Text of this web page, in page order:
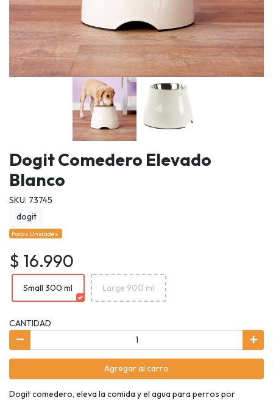
Dogit Comedero Elevado
Blanco
SKU: 73745
dogit
Pocas Unidades.
$ 16.990
Small 300 ml Large 900 ml
CANTIDAD
Agregar al carro
Dogit comedero, eleva la comida y el agua para perros por